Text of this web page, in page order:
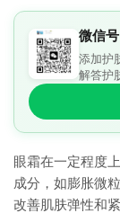
微信号
添加护
解答护
眼霜在一定程度
成分，如膨胀微
改善肌肤弹性和